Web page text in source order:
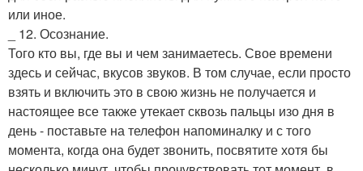
или иное.
_ 12. Осознание.
Того кто вы, где вы и чем занимаетесь. Свое времени
здесь и сейчас, вкусов звуков. В том случае, если просто
взять и включить это в свою жизнь не получается и
настоящее все также утекает сквозь пальцы изо дня в
день - поставьте на телефон напоминалку и с того
момента, когда она будет звонить, посвятите хотя бы